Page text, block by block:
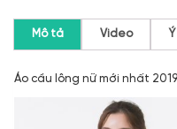
Mô tả Video
Áo cầu lông nữ mới nhất